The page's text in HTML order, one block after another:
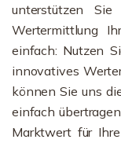
unterstützen
Wertermittlung
einfach: Nutzen
innovatives
können Sie uns
einfach
Marktwert für